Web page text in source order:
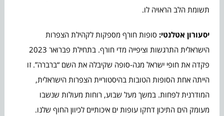
תשומת הלב הראויה לו.
יסעורון אטלנטי: סופות חורף מספקות לקהילת הצפרות
הישראלית התרגשות וציפייה מדי חורף. בתחילת פברואר 2023
פקדה את חופי ישראל מגה-סופה שקיבלה את השם “ברברה”. זו
הייתה אחת הסופות הטובות בהיסטוריית הצפרות הישראלית,
המודרנית לפחות. במשך מעל שבוע, רוחות מעולות שנשבו
מעומק הים התיכון דחקו עופות ים איכותיים לכיוון החוף שלנו.